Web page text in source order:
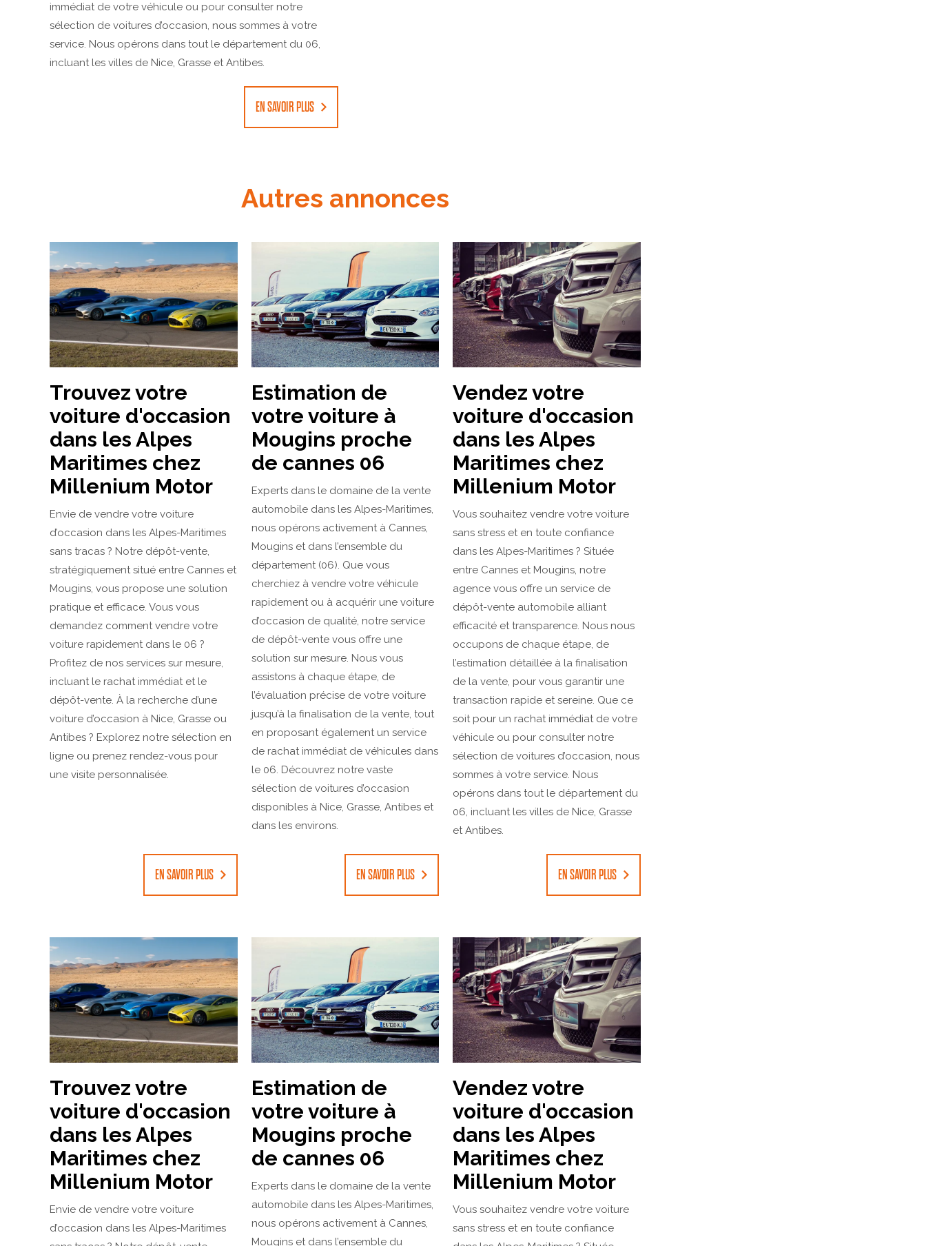
immédiat de votre véhicule ou pour consulter notre
sélection de voitures d’occasion, nous sommes à votre
service. Nous opérons dans tout le département du 06,
incluant les villes de Nice, Grasse et Antibes.
EN SAVOIR PLUS
Autres annonces
Trouvez votre
voiture d'occasion
dans les Alpes
Maritimes chez
Millenium Motor
Envie de vendre votre voiture
d’occasion dans les Alpes-Maritimes
sans tracas ? Notre dépôt-vente,
stratégiquement situé entre Cannes et
Mougins, vous propose une solution
pratique et efficace. Vous vous
demandez comment vendre votre
voiture rapidement dans le 06 ?
Profitez de nos services sur mesure,
incluant le rachat immédiat et le
dépôt-vente. À la recherche d’une
voiture d’occasion à Nice, Grasse ou
Antibes ? Explorez notre sélection en
ligne ou prenez rendez-vous pour
une visite personnalisée.
EN SAVOIR PLUS
Estimation de
votre voiture à
Mougins proche
de cannes 06
Experts dans le domaine de la vente
automobile dans les Alpes-Maritimes,
nous opérons activement à Cannes,
Mougins et dans l’ensemble du
département (06). Que vous
cherchiez à vendre votre véhicule
rapidement ou à acquérir une voiture
d’occasion de qualité, notre service
de dépôt-vente vous offre une
solution sur mesure. Nous vous
assistons à chaque étape, de
l’évaluation précise de votre voiture
jusqu’à la finalisation de la vente, tout
en proposant également un service
de rachat immédiat de véhicules dans
le 06. Découvrez notre vaste
sélection de voitures d’occasion
disponibles à Nice, Grasse, Antibes et
dans les environs.
EN SAVOIR PLUS
Vendez votre
voiture d'occasion
dans les Alpes
Maritimes chez
Millenium Motor
Vous souhaitez vendre votre voiture
sans stress et en toute confiance
dans les Alpes-Maritimes ? Située
entre Cannes et Mougins, notre
agence vous offre un service de
dépôt-vente automobile alliant
efficacité et transparence. Nous nous
occupons de chaque étape, de
l’estimation détaillée à la finalisation
de la vente, pour vous garantir une
transaction rapide et sereine. Que ce
soit pour un rachat immédiat de votre
véhicule ou pour consulter notre
sélection de voitures d’occasion, nous
sommes à votre service. Nous
opérons dans tout le département du
06, incluant les villes de Nice, Grasse
et Antibes.
EN SAVOIR PLUS
Trouvez votre
voiture d'occasion
dans les Alpes
Maritimes chez
Millenium Motor
Envie de vendre votre voiture
d’occasion dans les Alpes-Maritimes
Estimation de
votre voiture à
Mougins proche
de cannes 06
Experts dans le domaine de la vente
automobile dans les Alpes-Maritimes,
nous opérons activement à Cannes,
Mougins et dans l’ensemble du
Vendez votre
voiture d'occasion
dans les Alpes
Maritimes chez
Millenium Motor
Vous souhaitez vendre votre voiture
sans stress et en toute confiance